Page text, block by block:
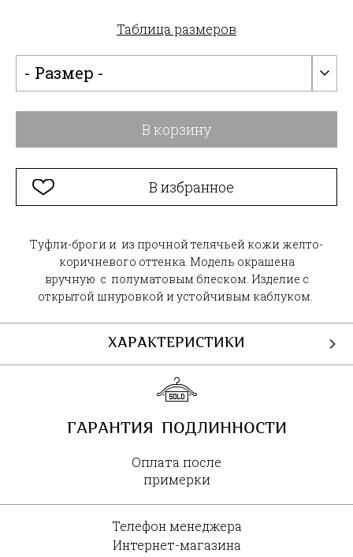
Таблица размеров
- Размер -
В корзину
В избранное
Туфли-броги и из прочной телячьей кожи желто-
коричневого оттенка. Модель окрашена
вручную с полуматовым блеском. Изделие с
открытой шнуровкой и устойчивым каблуком.
ХАРАКТЕРИСТИКИ
ГАРАНТИЯ ПОДЛИННОСТИ
Оплата после
примерки
Телефон менеджера
Интернет-магазина